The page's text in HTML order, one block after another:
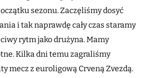
sezonu. Zaczęliśmy dosyć
i tak naprawdę cały czas staramy
rytm jako drużyna. Mamy
Kilka dni temu zagraliśmy
mecz z euroligową Crveną Zvezdą.